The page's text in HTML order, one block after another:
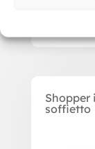
Shopper
soffietto